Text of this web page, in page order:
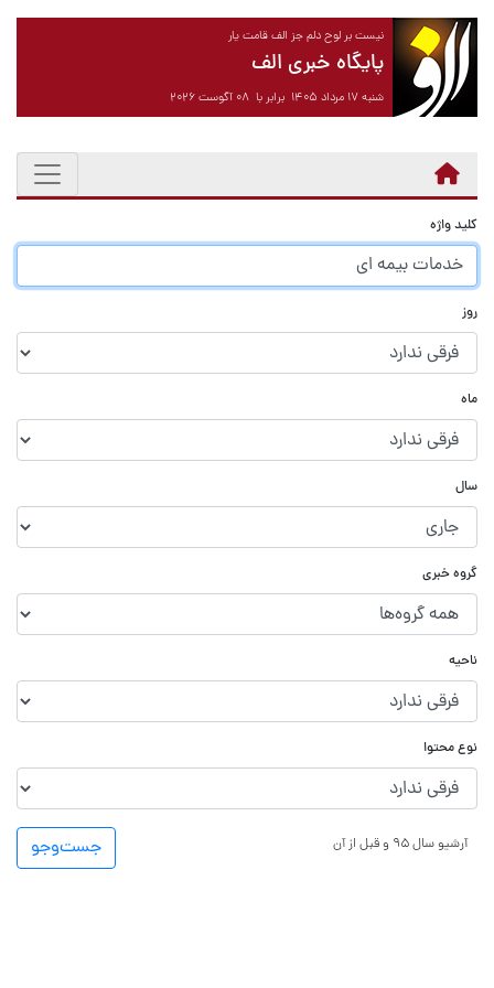
نیست بر لوح دلم جز الف قامت یار
پایگاه خبری الف
شنبه ۱۷ مرداد ۱۴۰۵ برابر با ۰۸ آگوست ۲۰۲۶
کلید واژه
روز
ماه
سال
گروه خبری
ناحیه
نوع محتوا
جست‌و‌جو آرشیو سال ۹۵ و قبل از آن